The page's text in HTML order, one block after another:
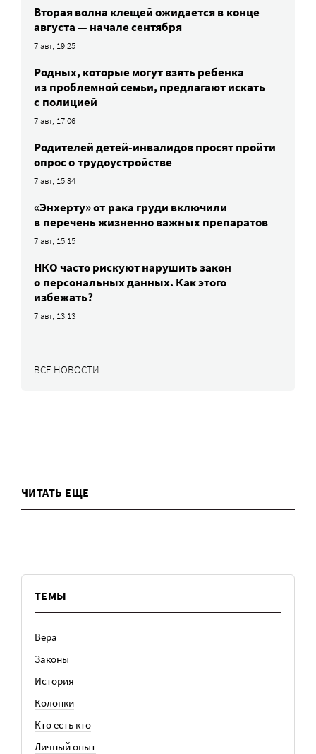
Вторая волна клещей ожидается в конце
августа — начале сентября
7 авг, 19:25
Родных, которые могут взять ребенка
из проблемной семьи, предлагают искать
с полицией
7 авг, 17:06
Родителей детей-инвалидов просят пройти
опрос о трудоустройстве
7 авг, 15:34
«Энхерту» от рака груди включили
в перечень жизненно важных препаратов
7 авг, 15:15
НКО часто рискуют нарушить закон
о персональных данных. Как этого
избежать?
7 авг, 13:13
ВСЕ НОВОСТИ
ЧИТАТЬ ЕЩЕ
ТЕМЫ
Вера
Законы
История
Колонки
Кто есть кто
Личный опыт